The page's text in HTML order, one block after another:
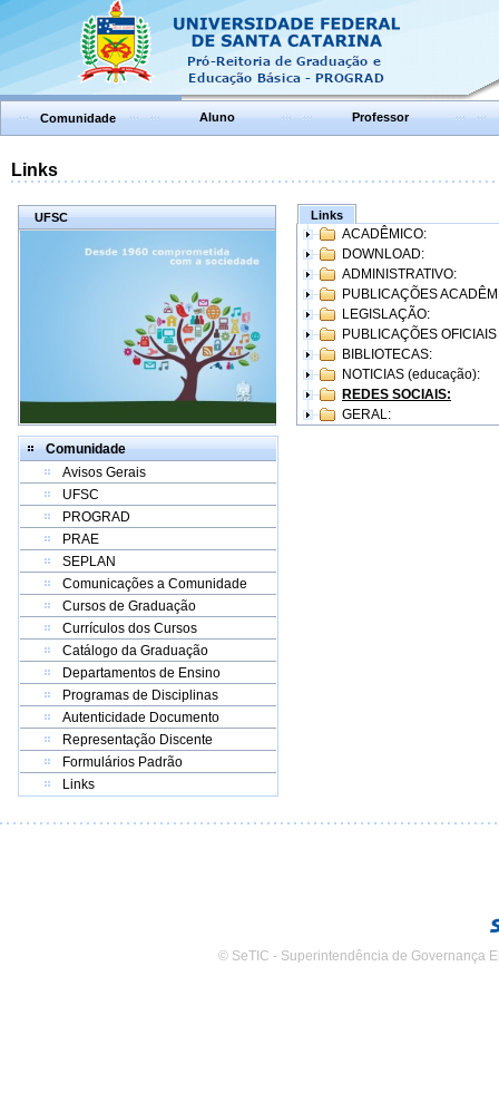
Comunidade Aluno Professor
Links
UFSC
Comunidade
Avisos Gerais
UFSC
PROGRAD
PRAE
SEPLAN
Comunicações a Comunidade
Cursos de Graduação
Currículos dos Cursos
Catálogo da Graduação
Departamentos de Ensino
Programas de Disciplinas
Autenticidade Documento
Representação Discente
Formulários Padrão
Links
Links
ACADÊMICO:
DOWNLOAD:
ADMINISTRATIVO:
PUBLICAÇÕES
LEGISLAÇÃO:
PUBLICAÇÕES
BIBLIOTECAS:
NOTICIAS (educação):
REDES SOCIAIS:
GERAL:
© SeTIC - Superintendência de Governança